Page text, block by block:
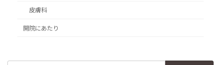
皮膚科
開院にあたり